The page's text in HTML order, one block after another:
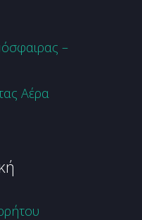
–
Αέρα